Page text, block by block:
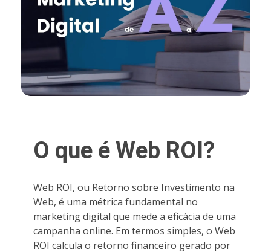
O que é Web ROI?
Web ROI, ou Retorno sobre Investimento na
Web, é uma métrica fundamental no
marketing digital que mede a eficácia de uma
campanha online. Em termos simples, o Web
ROI calcula o retorno financeiro gerado por